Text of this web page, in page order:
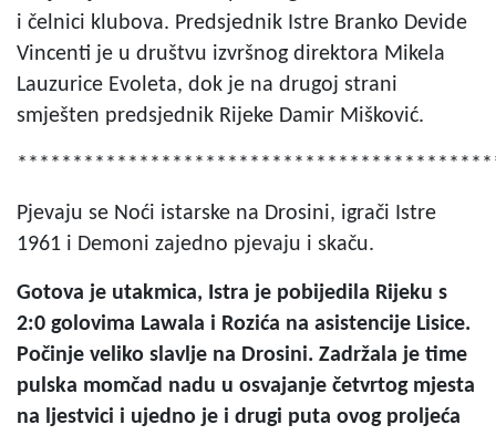
i čelnici klubova. Predsjednik Istre Branko Devide
Vincenti je u društvu izvršnog direktora Mikela
Lauzurice Evoleta, dok je na drugoj strani
smješten predsjednik Rijeke Damir Mišković.
Pjevaju se Noći istarske na Drosini, igrači Istre
1961 i Demoni zajedno pjevaju i skaču.
Gotova je utakmica, Istra je pobijedila Rijeku s
2:0 golovima Lawala i Rozića na asistencije Lisice.
Počinje veliko slavlje na Drosini. Zadržala je time
pulska momčad nadu u osvajanje četvrtog mjesta
na ljestvici i ujedno je i drugi puta ovog proljeća